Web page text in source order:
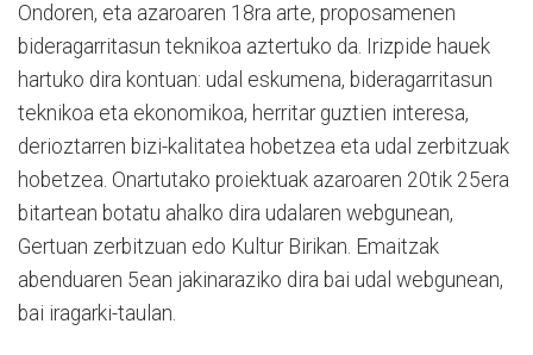
Ondoren, eta azaroaren 18ra arte, proposamenen
bideragarritasun teknikoa aztertuko da. Irizpide hauek
hartuko dira kontuan: udal eskumena, bideragarritasun
teknikoa eta ekonomikoa, herritar guztien interesa,
derioztarren bizi-kalitatea hobetzea eta udal zerbitzuak
hobetzea. Onartutako proiektuak azaroaren 20tik 25era
bitartean botatu ahalko dira udalaren webgunean,
Gertuan zerbitzuan edo Kultur Birikan. Emaitzak
abenduaren 5ean jakinaraziko dira bai udal webgunean,
bai iragarki-taulan.